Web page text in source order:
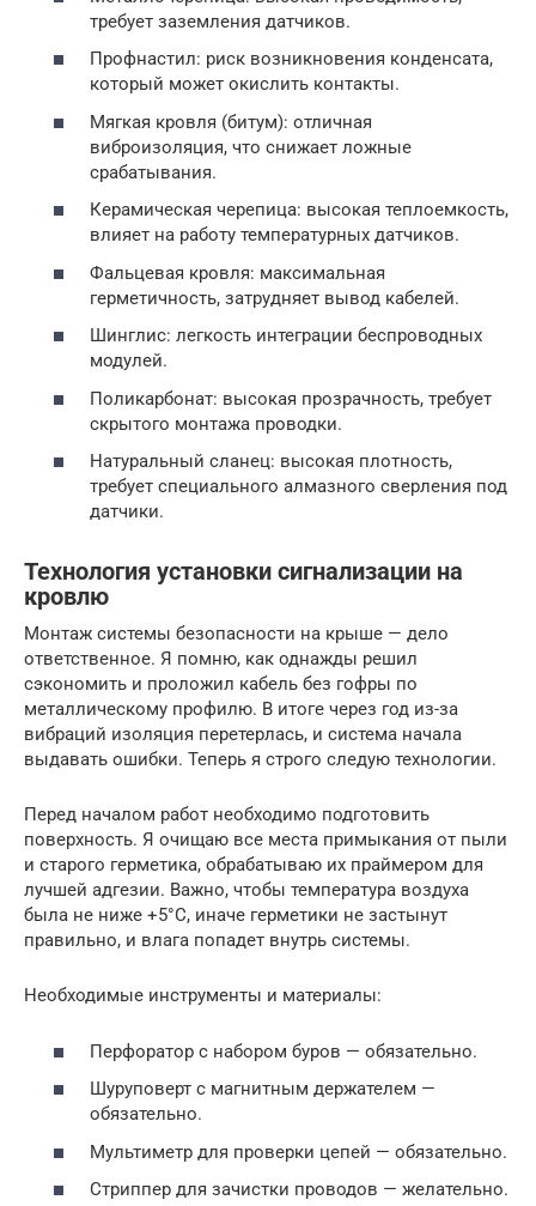
требует заземления датчиков.
Профнастил: риск возникновения конденсата,
который может окислить контакты.
Мягкая кровля (битум): отличная
виброизоляция, что снижает ложные
срабатывания.
Керамическая черепица: высокая теплоемкость,
влияет на работу температурных датчиков.
Фальцевая кровля: максимальная
герметичность, затрудняет вывод кабелей.
Шинглис: легкость интеграции беспроводных
модулей.
Поликарбонат: высокая прозрачность, требует
скрытого монтажа проводки.
Натуральный сланец: высокая плотность,
требует специального алмазного сверления под
датчики.
Технология установки сигнализации на
кровлю
Монтаж системы безопасности на крыше — дело
ответственное. Я помню, как однажды решил
сэкономить и проложил кабель без гофры по
металлическому профилю. В итоге через год из-за
вибраций изоляция перетерлась, и система начала
выдавать ошибки. Теперь я строго следую технологии.
Перед началом работ необходимо подготовить
поверхность. Я очищаю все места примыкания от пыли
и старого герметика, обрабатываю их праймером для
лучшей адгезии. Важно, чтобы температура воздуха
была не ниже +5°C, иначе герметики не застынут
правильно, и влага попадет внутрь системы.
Необходимые инструменты и материалы:
Перфоратор с набором буров — обязательно.
Шуруповерт с магнитным держателем —
обязательно.
Мультиметр для проверки цепей — обязательно.
Стриппер для зачистки проводов — желательно.